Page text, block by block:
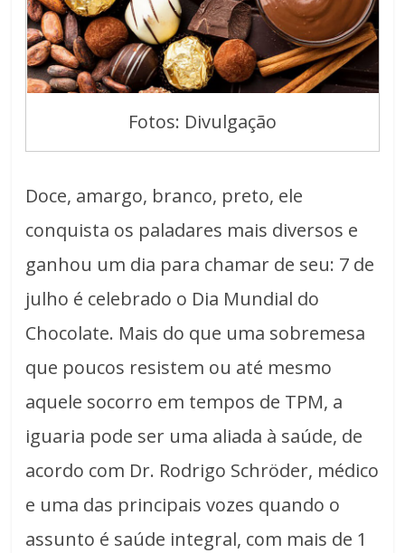
Fotos: Divulgação
Doce, amargo, branco, preto, ele
conquista os paladares mais diversos e
ganhou um dia para chamar de seu: 7 de
julho é celebrado o Dia Mundial do
Chocolate. Mais do que uma sobremesa
que poucos resistem ou até mesmo
aquele socorro em tempos de TPM, a
iguaria pode ser uma aliada à saúde, de
acordo com Dr. Rodrigo Schröder, médico
e uma das principais vozes quando o
assunto é saúde integral, com mais de 1